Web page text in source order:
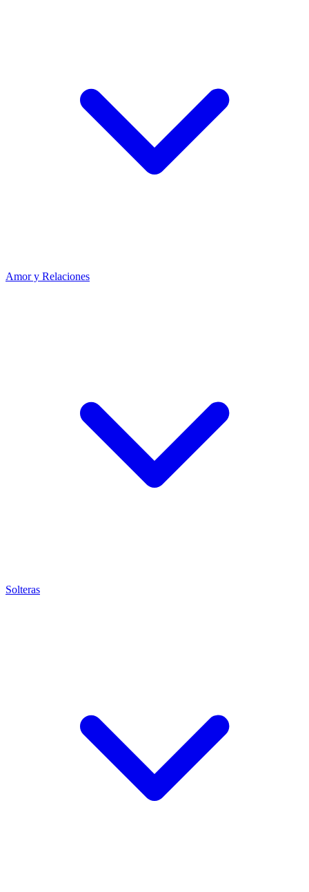
Amor y Relaciones
Solteras